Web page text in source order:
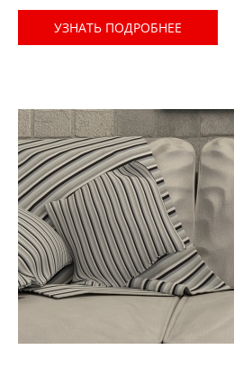
УЗНАТЬ ПОДРОБНЕЕ